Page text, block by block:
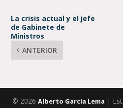
La crisis actual y el jefe
de Gabinete de
Ministros
ANTERIOR
© 2026 Alberto García Lema |